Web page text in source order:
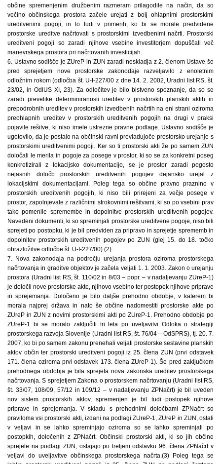
občine spremenjenim družbenim razmeram prilagodile na način, da so
večino občinskega prostora začele urejati z bolj ohlapnimi prostorskimi
ureditvenimi pogoji, in to tudi v primerih, ko bi se morale predvidene
prostorske ureditve načrtovati s prostorskimi izvedbenimi načrti. Prostorski
ureditveni pogoji so zaradi njihove vsebine investitorjem dopuščali več
manevrskega prostora pri načrtovanih investicijah.
6. Ustavno sodišče je ZUreP in ZUN zaradi neskladja z 2. členom Ustave še
pred sprejetjem nove prostorske zakonodaje razveljavilo z enoletnim
odložnim rokom (odločba št. U-I-227/00 z dne 14. 2. 2002, Uradni list RS, št.
23/02, in OdlUS XI, 23). Za odločitev je bilo bistveno spoznanje, da so se
zaradi prevelike determiniranosti ureditev v prostorskih planskih aktih in
prepodrobnih ureditev v prostorskih izvedbenih načrtih na eni strani oziroma
preohlapnih ureditev v prostorskih ureditvenih pogojih na drugi v praksi
pojavile rešitve, ki niso imele ustrezne pravne podlage. Ustavno sodišče je
ugotovilo, da je postalo na občinski ravni prevladujoče prostorsko urejanje s
prostorskimi ureditvenimi pogoji. Ker so ti prostorski akti že po samem ZUN
določali le merila in pogoje za posege v prostor, ki so se za konkretni poseg
konkretizirali z lokacijsko dokumentacijo, se je prostor zaradi pogosto
nejasnih določb prostorskih ureditvenih pogojev dejansko urejal z
lokacijskimi dokumentacijami. Poleg tega so občine pravno praznino v
prostorskih ureditvenih pogojih, ki niso bili prirejeni za večje posege v
prostor, zapolnjevale z različnimi strokovnimi rešitvami, ki so po vsebini prav
tako pomenile spremembe in dopolnitve prostorskih ureditvenih pogojev.
Navedeni dokumenti, ki so spreminjali prostorske ureditvene pogoje, niso bili
sprejeti po postopku, ki je bil predviden za pripravo in sprejetje sprememb in
dopolnitev prostorskih ureditvenih pogojev po ZUN (glej 15. do 18. točko
obrazložitve odločbe št. U-I-227/00).(2)
7. Nova zakonodaja na področju urejanja prostora oziroma prostorskega
načrtovanja in graditve objektov je začela veljati 1. 1. 2003. Zakon o urejanju
prostora (Uradni list RS, št. 110/02 in 8/03 – popr. – v nadaljevanju ZUreP-1)
je določil nove prostorske akte, njihovo vsebino ter postopek njihove priprave
in sprejemanja. Določeno je bilo daljše prehodno obdobje, v katerem bi
morala najprej država in nato še občine nadomestiti prostorske akte po
ZUreP in ZUN z novimi prostorskimi akti po ZUreP-1. Prehodno obdobje po
ZUreP-1 bi se moralo zaključiti tri leta po uveljavitvi Odloka o strategiji
prostorskega razvoja Slovenije (Uradni list RS, št. 76/04 – OdSPRS), tj. 20. 7.
2007, ko bi po samem zakonu prenehali veljati prostorske sestavine planskih
aktov občin ter prostorski ureditveni pogoji iz 25. člena ZUN (prvi odstavek
171. člena oziroma prvi odstavek 173. člena ZUreP-1). Še pred zaključkom
prehodnega obdobja je bila sprejeta nova zakonska ureditev prostorskega
načrtovanja. S sprejetjem Zakona o prostorskem načrtovanju (Uradni list RS,
št. 33/07, 108/09, 57/12 in 109/12 – v nadaljevanju ZPNačrt) je bil uveden
nov sistem prostorskih aktov, spremenjen je bil tudi postopek njihove
priprave in sprejemanja. V skladu s prehodnimi določbami ZPNačrt so
praviloma vsi prostorski akti, izdani na podlagi ZUreP-1, ZUreP in ZUN, ostali
v veljavi in se lahko spreminjajo oziroma so se lahko spreminjali po
postopkih, določenih z ZPNačrt. Občinski prostorski akti, ki so jih občine
sprejele na podlagi ZUN, ostajajo po tretjem odstavku 96. člena ZPNačrt v
veljavi do uveljavitve občinskega prostorskega načrta.(3) Poleg tega se